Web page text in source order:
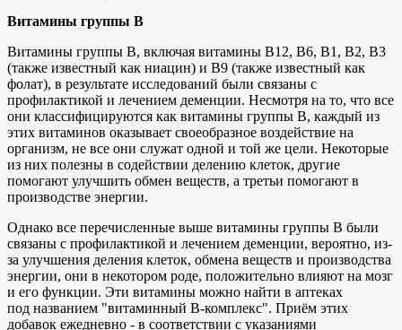
Витамины группы B
Витамины группы B, включая витамины B12, B6, B1, B2, B3
(также известный как ниацин) и B9 (также известный как
фолат), в результате исследований были связаны с
профилактикой и лечением деменции. Несмотря на то, что все
они классифицируются как витамины группы В, каждый из
этих витаминов оказывает своеобразное воздействие на
организм, не все они служат одной и той же цели. Некоторые
из них полезны в содействии делению клеток, другие
помогают улучшить обмен веществ, а третьи помогают в
производстве энергии.
Однако все перечисленные выше витамины группы В были
связаны с профилактикой и лечением деменции, вероятно, из-
за улучшения деления клеток, обмена веществ и производства
энергии, они в некотором роде, положительно влияют на мозг
и его функции. Эти витамины можно найти в аптеках
под названием "витаминный B-комплекс". Приём этих
добавок ежедневно - в соответствии с указаниями